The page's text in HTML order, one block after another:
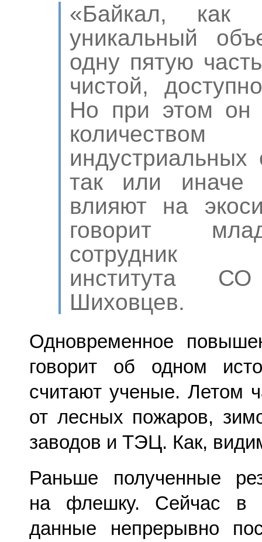
«Байкал,
уникальный
одну пятую
чистой,
Но при этом он
индустриальных
так или иначе
влияют на
говорит
сотрудник
института
Шиховцев.
Одновременное
говорит об одном
считают ученые. Летом
от лесных пожаров,
заводов и ТЭЦ. Как,
Раньше полученные
на флешку. Сейчас в
данные непрерывно